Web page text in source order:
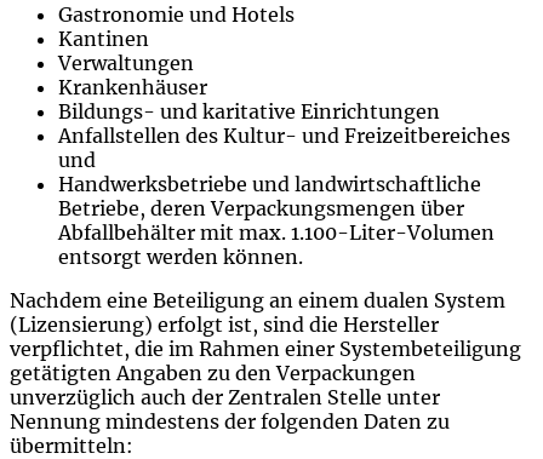
Gastronomie und Hotels
Kantinen
Verwaltungen
Krankenhäuser
Bildungs- und karitative Einrichtungen
Anfallstellen des Kultur- und Freizeitbereiches
und
Handwerksbetriebe und landwirtschaftliche
Betriebe, deren Verpackungsmengen über
Abfallbehälter mit max. 1.100-Liter-Volumen
entsorgt werden können.
Nachdem eine Beteiligung an einem dualen System
(Lizensierung) erfolgt ist, sind die Hersteller
verpflichtet, die im Rahmen einer Systembeteiligung
getätigten Angaben zu den Verpackungen
unverzüglich auch der Zentralen Stelle unter
Nennung mindestens der folgenden Daten zu
übermitteln: